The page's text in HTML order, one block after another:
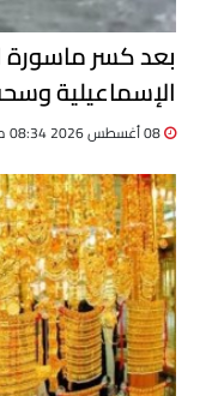
بعد كسر ماسورة
الإسماعيلية